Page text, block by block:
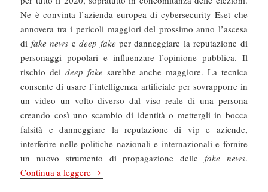
Ne è convinta l’azienda europea di cybersecurity Eset che
annovera tra i pericoli maggiori del prossimo anno l’ascesa
di fake news edeep fake per danneggiare la reputazione di
personaggi popolari e influenzare l’opinione pubblica. Il
rischio dei deep fake sarebbe anche maggiore. La tecnica
consente di usare l’intelligenza artificiale per sovrapporre in
un video un volto diverso dal viso reale di una persona
creando così uno scambio di identità o mettergli in bocca
falsità e danneggiare la reputazione di vip e aziende,
interferire nelle politiche nazionali e internazionali e fornire
un nuovo strumento di propagazione delle fake news.
Continua a leggere Il Manifesto: Le fake news sono più resistenti